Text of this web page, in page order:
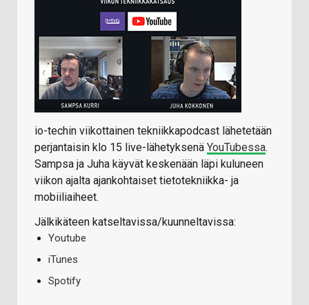
io-techin viikottainen tekniikkapodcast lähetetään
perjantaisin klo 15 live-lähetyksenä YouTubessa.
Sampsa ja Juha käyvät keskenään läpi kuluneen
viikon ajalta ajankohtaiset tietotekniikka- ja
mobiiliaiheet.
Jälkikäteen katseltavissa/kuunneltavissa:
Youtube
iTunes
Spotify